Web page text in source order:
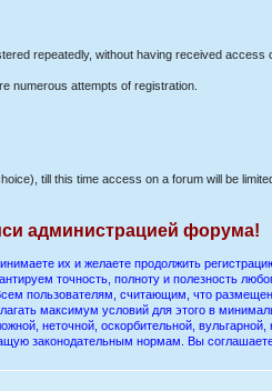
repeatedly, without having received
numerous attempts of registration.
till this time access on a forum will be
администрацией форума!
их и желаете продолжить
точность, полноту и полезность
пользователям, считающим, что
максимум условий для этого в
неточной, оскорбительной,
законодательным нормам. Вы